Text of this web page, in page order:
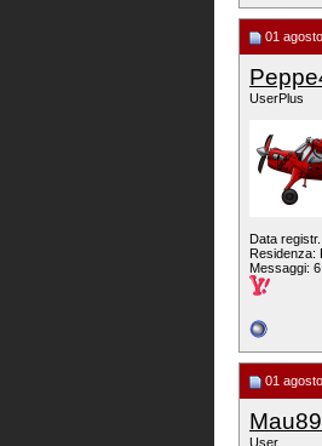
01
UserPlus
Data
Residenza:
Messaggi:
01
Mau89
User